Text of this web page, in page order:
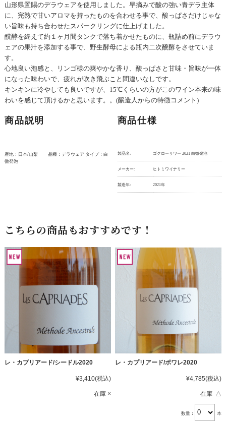
山形県置賜のデラウェアを使用しました。早摘みで酸の強い青デラ主体
に、完熟で甘いアロマを持ったものを合わせる事で、酸っぱさだけじゃな
い旨味も持ち合わせたスパークリングに仕上げました。
醗酵を終えて約１ヶ月間タンクで落ち着かせたものに、瓶詰め前にデラウ
ェアの果汁を添加する事で、野生酵母による瓶内二次醗酵をさせていま
す。
心地良い泡感と、リンゴ様の爽やかな香り、酸っぱさと甘味・旨味が一体
になった味わいで、疲れが吹き飛ぶこと間違いなしです。
キンキンに冷やしても良いですが、15℃くらいの方がこのワイン本来の味
わいを感じて頂けるかと思います。。(醸造人からの特徴コメント)
商品説明
産地：日本/山梨 品種：デラウェア タイプ：白
微発泡
商品仕様
製品名: ゴクローサワー 2021 白微発泡
メーカー: ヒトミワイナリー
製造年: 2021年
こちらの商品もおすすめです！
レ・カプリアード/シードル2020
¥3,410(税込)
在庫 ×
レ・カプリアード/ポワレ2020
¥4,785(税込)
在庫 △
数量： 本